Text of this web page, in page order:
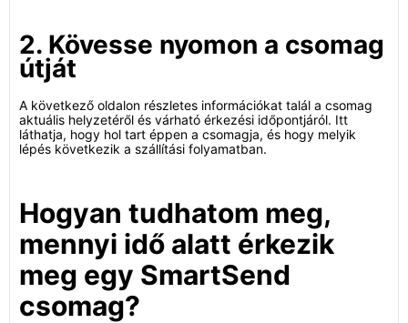
2. Kövesse nyomon a csomag
útját
A következő oldalon részletes információkat talál a csomag
aktuális helyzetéről és várható érkezési időpontjáról. Itt
láthatja, hogy hol tart éppen a csomagja, és hogy melyik
lépés következik a szállítási folyamatban.
Hogyan tudhatom meg,
mennyi idő alatt érkezik
meg egy SmartSend
csomag?